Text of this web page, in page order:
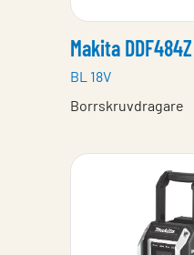
Makita DDF484Z
BL 18V
Borrskruvdragare